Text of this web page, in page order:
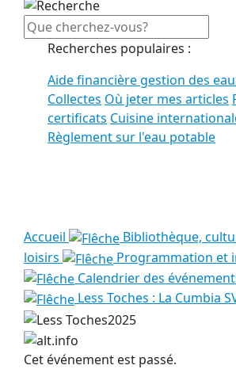
Recherches populaires :
Aide financière gestion des
Collectes Où jeter mes articles
certificats Cuisine
Règlement sur l'eau potable
Accueil
Bibliothèque,
loisirs
Programmation et
Calendrier des
Less Toches : La Cumbia
Cet événement est passé.